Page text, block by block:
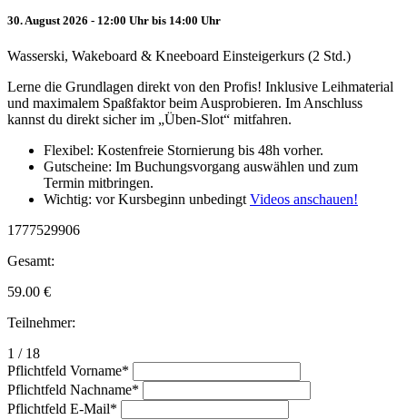
30. August 2026 - 12:00 Uhr bis 14:00 Uhr
Wasserski, Wakeboard & Kneeboard Einsteigerkurs (2 Std.)
Lerne die Grundlagen direkt von den Profis! Inklusive Leihmaterial
und maximalem Spaßfaktor beim Ausprobieren. Im Anschluss
kannst du direkt sicher im „Üben-Slot“ mitfahren.
Flexibel: Kostenfreie Stornierung bis 48h vorher.
Gutscheine: Im Buchungsvorgang auswählen und zum
Termin mitbringen.
Wichtig: vor Kursbeginn unbedingtVideos anschauen!
1777529906
Gesamt:
59.00 €
Teilnehmer:
1 / 18
Pflichtfeld Vorname*
Pflichtfeld Nachname*
Pflichtfeld E-Mail*